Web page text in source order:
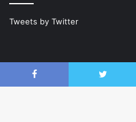
Tweets by Twitter
Facebook Twitter